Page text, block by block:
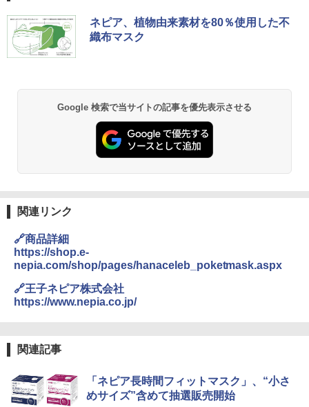
BUNDOK(バンドック)ソロ ドーム 1 EX BDK
-08EX カーキ ソロキャンプ ポリエステル フ
レーム テント
GRANDOOR ステンレス保冷剤 2個セット 2
コンパクト 保冷力長持ち
￥2,980
熊撃退スプレー 熊よけスプレー 熊スプレー
【日本企業販売】超強力クマ対策スプレー 30
送
￥3,680
ネピア、植物由来素材を80％使用した不
織布マスク
Google 検索で当サイトの記事を優先表示させる
関連リンク
🔗商品詳細
https://shop.e-
nepia.com/shop/pages/hanaceleb_poketmask.aspx
🔗王子ネピア株式会社
https://www.nepia.co.jp/
関連記事
「ネピア長時間フィットマスク」、“小さ
めサイズ”含めて抽選販売開始